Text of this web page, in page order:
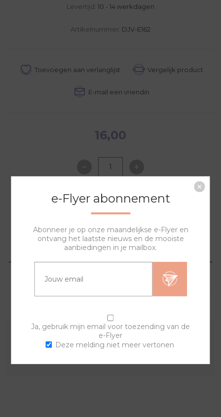
Levertijd: 10 - 14 werkdagen
Artikelnummer: DJV-E162
16,00
NAAR WINKELWAGEN
OVERZICHT
SPECIFICATIES
Combineer deze sierring met een van de andere
e-Flyer abonnement
Abonneer je op onze maandelijkse e-Flyer en
ontvang het laatste nieuws en de mooiste
aanbiedingen in je mailbox.
Ja, gebruik mijn email voor toezending van de
e-Flyer
Deze melding niet meer vertonen